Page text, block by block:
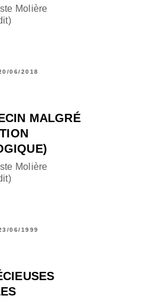
Molière
06/2018
MALGRÉ
Molière
06/1999